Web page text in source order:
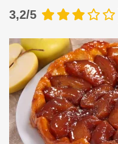
3,2/5